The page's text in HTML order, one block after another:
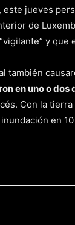
jueves
de
y
también
en uno o dos
Con la
en